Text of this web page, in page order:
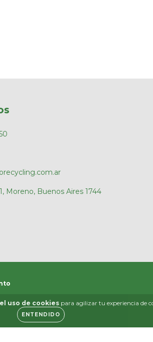
uso de cookies para agilizar tu experiencia de
ENTENDIDO
Moreno, Buenos Aires 1744